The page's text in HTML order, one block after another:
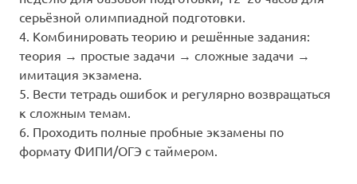
серьёзной олимпиадной подготовки.
4. Комбинировать теорию и решённые задания:
теория → простые задачи → сложные задачи →
имитация экзамена.
5. Вести тетрадь ошибок и регулярно возвращаться
к сложным темам.
6. Проходить полные пробные экзамены по
формату ФИПИ/ОГЭ с таймером.